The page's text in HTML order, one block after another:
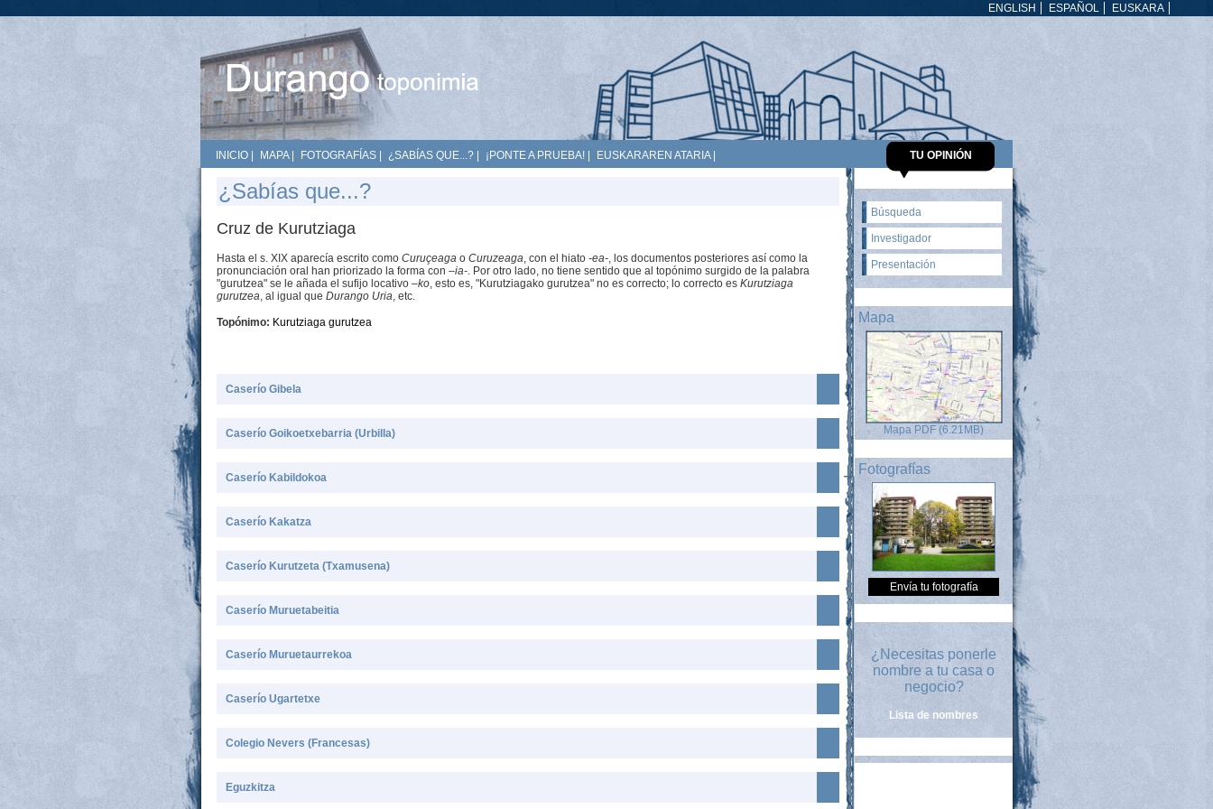
EUSKARA
ESPAÑOL
ENGLISH
INICIO MAPA| FOTOGRAFÍAS ¿SABÍAS QUE...? ¡PONTE A PRUEBA! EUSKARAREN ATARIA| TU OPINIÓN
¿Sabías que...?
Cruz de Kurutziaga
Hasta el s. XIX aparecía escrito como Curuçeaga o Curuzeaga, con el hiato -ea-, los documentos posteriores así como la
pronunciación oral han priorizado la forma con –ia-. Por otro lado, no tiene sentido que al topónimo surgido de la palabra
"gurutzea" se le añada el sufijo locativo –ko, esto es, "Kurutziagako gurutzea" no es correcto; lo correcto es Kurutziaga
gurutzea, al igual que Durango Uria, etc.
Topónimo: Kurutziaga gurutzea
Caserío Gibela
Caserío Goikoetxebarria (Urbilla)
Caserío Kabildokoa
Caserío Kakatza
Caserío Kurutzeta (Txamusena)
Caserío Muruetabeitia
Caserío Muruetaurrekoa
Caserío Ugartetxe
Colegio Nevers (Francesas)
Eguzkitza
Búsqueda
Investigador
Presentación
Mapa
Mapa PDF (6.21MB)
Fotografías
Envía tu fotografía
¿Necesitas ponerle
nombre a tu casa o
negocio?
Lista de nombres